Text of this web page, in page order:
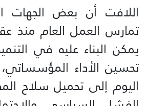
اللافت أن بعض الجهات
تمارس العمل العام منذ
يمكن البناء عليه في
تحسين الأداء
اليوم إلى تحميل سلاح